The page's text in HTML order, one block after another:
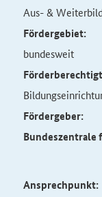
Aus- &
Fördergebiet:
bundesweit
Fördergeber:
Bundeszentrale
Ansprechpunkt: